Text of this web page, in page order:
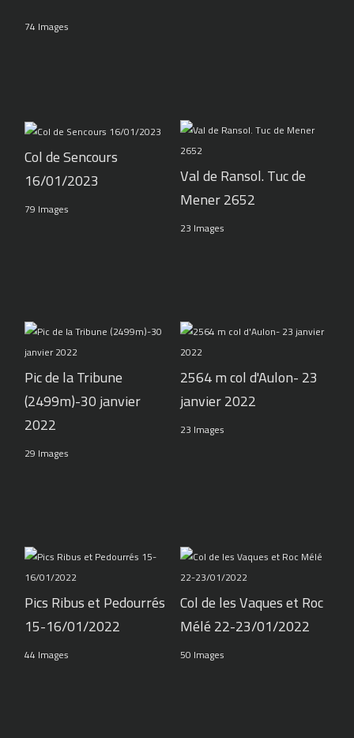
74 Images
Col de Sencours
16/01/2023
79 Images
Val de Ransol. Tuc de
Mener 2652
23 Images
Pic de la Tribune
(2499m)-30 janvier
2022
29 Images
2564 m col d'Aulon- 23
janvier 2022
23 Images
Pics Ribus et Pedourrés
15-16/01/2022
44 Images
Col de les Vaques et Roc
Mélé 22-23/01/2022
50 Images